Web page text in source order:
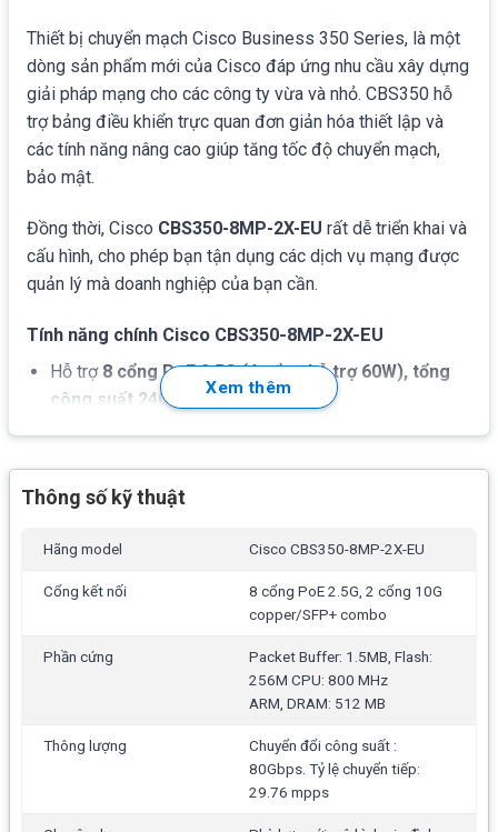
Thiết bị chuyển mạch Cisco Business 350 Series, là một
dòng sản phẩm mới của Cisco đáp ứng nhu cầu xây dựng
giải pháp mạng cho các công ty vừa và nhỏ. CBS350 hỗ
trợ bảng điều khiển trực quan đơn giản hóa thiết lập và
các tính năng nâng cao giúp tăng tốc độ chuyển mạch,
bảo mật.
Đồng thời, Cisco CBS350-8MP-2X-EU rất dễ triển khai và
cấu hình, cho phép bạn tận dụng các dịch vụ mạng được
quản lý mà doanh nghiệp của bạn cần.
Tính năng chính Cisco CBS350-8MP-2X-EU
Hỗ trợ8 cổng PoE 2.5G (4 cổng hỗ trợ 60W), tổng
công suất 240W
2 cổng 10G copper/SFP+ combo
Switching capacity:80Gbps.
Tỷ lệ chuyển tiếp:
Bảng địa chỉ MAC:
16K addresses
Packet Buffer:
CPU:800 MHz ARM, DRAM:512 MB
Tính năng Layer 2 Switching: • Spanning Tree Protocol
(STP) • Port grouping/Link Aggregation Control Protocol
(LACP) • VLAN • Voice VLAN • Multicast TV VLAN • VLAN
Translation • Q-in-Q • Selective Q-in-Q • Generic VLAN
Xem thêm
Thông số kỹ thuật
Hãng model Cisco CBS350-8MP-2X-EU
Cổng kết nối
8 cổng PoE 2.5G, 2 cổng 10G
copper/SFP+ combo
Phần cứng
Packet Buffer: 1.5MB, Flash:
256M CPU: 800 MHz
ARM, DRAM: 512 MB
Thông lượng
Chuyển đổi công suất :
80Gbps. Tỷ lệ chuyển tiếp:
29.76 mpps